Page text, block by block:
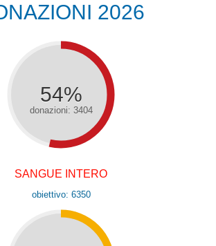
2026
54%
donazioni: 3404
SANGUE INTERO
obiettivo: 6350